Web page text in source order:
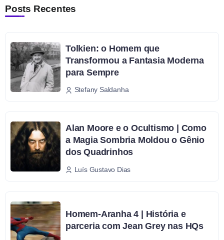
Posts Recentes
Tolkien: o Homem que
Transformou a Fantasia Moderna
para Sempre
Stefany Saldanha
Alan Moore e o Ocultismo | Como
a Magia Sombria Moldou o Gênio
dos Quadrinhos
Luís Gustavo Dias
Homem-Aranha 4 | História e
parceria com Jean Grey nas HQs